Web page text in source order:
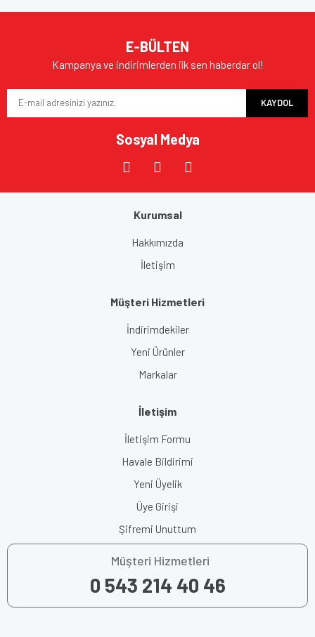
E-BÜLTEN
Kampanya ve indirimlerden ilk sen haberdar ol!
KAYDOL
Sosyal Medya
Kurumsal
Hakkımızda
İletişim
Müşteri Hizmetleri
İndirimdekiler
Yeni Ürünler
Markalar
İletişim
İletişim Formu
Havale Bildirimi
Yeni Üyelik
Üye Girişi
Şifremi Unuttum
Müşteri Hizmetleri
0 543 214 40 46